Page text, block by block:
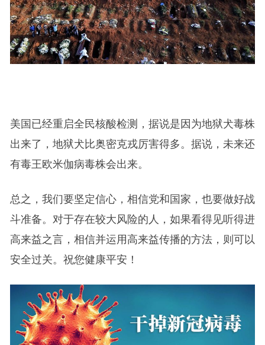
美国已经重启全民核酸检测，据说是因为地狱犬毒株
出来了，地狱犬比奥密克戎厉害得多。据说，未来还
有毒王欧米伽病毒株会出来。
总之，我们要坚定信心，相信党和国家，也要做好战
斗准备。对于存在较大风险的人，如果看得见听得进
高来益之言，相信并运用高来益传播的方法，则可以
安全过关。祝您健康平安！